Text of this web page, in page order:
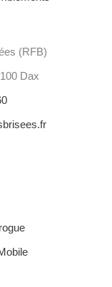
(RFB)
Dax